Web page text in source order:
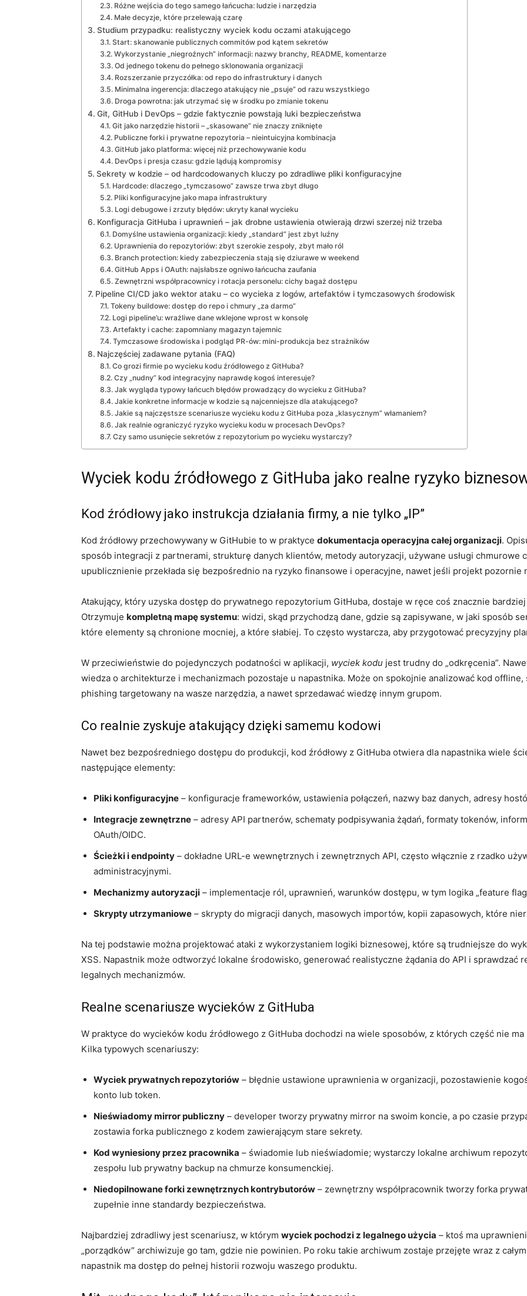
Różne wejścia do tego samego łańcucha: ludzie i narzędzia
Małe decyzje, które przelewają czarę
Studium przypadku: realistyczny wyciek kodu oczami atakującego
Start: skanowanie publicznych commitów pod kątem sekretów
Wykorzystanie „niegroźnych” informacji: nazwy branchy, README, komentarze
Od jednego tokenu do pełnego sklonowania organizacji
Rozszerzanie przyczółka: od repo do infrastruktury i danych
Minimalna ingerencja: dlaczego atakujący nie „psuje” od razu wszystkiego
Droga powrotna: jak utrzymać się w środku po zmianie tokenu
Git, GitHub i DevOps – gdzie faktycznie powstają luki bezpieczeństwa
Git jako narzędzie historii – „skasowane” nie znaczy zniknięte
Publiczne forki i prywatne repozytoria – nieintuicyjna kombinacja
GitHub jako platforma: więcej niż przechowywanie kodu
DevOps i presja czasu: gdzie lądują kompromisy
Sekrety w kodzie – od hardcodowanych kluczy po zdradliwe pliki konfiguracyjne
Hardcode: dlaczego „tymczasowo” zawsze trwa zbyt długo
Pliki konfiguracyjne jako mapa infrastruktury
Logi debugowe i zrzuty błędów: ukryty kanał wycieku
Konfiguracja GitHuba i uprawnień – jak drobne ustawienia otwierają drzwi szerzej niż trzeba
Domyślne ustawienia organizacji: kiedy „standard” jest zbyt luźny
Uprawnienia do repozytoriów: zbyt szerokie zespoły, zbyt mało ról
Branch protection: kiedy zabezpieczenia stają się dziurawe w weekend
GitHub Apps i OAuth: najsłabsze ogniwo łańcucha zaufania
Zewnętrzni współpracownicy i rotacja personelu: cichy bagaż dostępu
Pipeline CI/CD jako wektor ataku – co wycieka z logów, artefaktów i tymczasowych środowisk
Tokeny buildowe: dostęp do repo i chmury „za darmo”
Logi pipeline’u: wrażliwe dane wklejone wprost w konsolę
Artefakty i cache: zapomniany magazyn tajemnic
Tymczasowe środowiska i podgląd PR-ów: mini-produkcja bez strażników
Najczęściej zadawane pytania (FAQ)
Co grozi firmie po wycieku kodu źródłowego z GitHuba?
Czy „nudny” kod integracyjny naprawdę kogoś interesuje?
Jak wygląda typowy łańcuch błędów prowadzący do wycieku z GitHuba?
Jakie konkretne informacje w kodzie są najcenniejsze dla atakującego?
Jakie są najczęstsze scenariusze wycieku kodu z GitHuba poza „klasycznym” włamaniem?
Jak realnie ograniczyć ryzyko wycieku kodu w procesach DevOps?
Czy samo usunięcie sekretów z repozytorium po wycieku wystarczy?
Wyciek kodu źródłowego z GitHuba jako realne ryzyko
Kod źródłowy jako instrukcja działania firmy, a nie tylko „IP”
Kod źródłowy przechowywany w GitHubie to w praktyce dokumentacja operacyjna całej organizacji.
sposób integracji z partnerami, strukturę danych klientów, metody autoryzacji, używane usługi
upublicznienie przekłada się bezpośrednio na ryzyko finansowe i operacyjne, nawet jeśli projekt pozornie
Atakujący, który uzyska dostęp do prywatnego repozytorium GitHuba, dostaje w ręce coś znacznie
Otrzymuje kompletną mapę systemu: widzi, skąd przychodzą dane, gdzie są zapisywane, w jaki sposób
które elementy są chronione mocniej, a które słabiej. To często wystarcza, aby przygotować precyzyjny
W przeciwieństwie do pojedynczych podatności w aplikacji, wyciek kodu jest trudny do „odkręcenia”.
wiedza o architekturze i mechanizmach pozostaje u napastnika. Może on spokojnie analizować kod
phishing targetowany na wasze narzędzia, a nawet sprzedawać wiedzę innym grupom.
Co realnie zyskuje atakujący dzięki samemu kodowi
Nawet bez bezpośredniego dostępu do produkcji, kod źródłowy z GitHuba otwiera dla napastnika wiele
następujące elementy:
Pliki konfiguracyjne – konfiguracje frameworków, ustawienia połączeń, nazwy baz danych, adresy
Integracje zewnętrzne – adresy API partnerów, schematy podpisywania żądań, formaty tokenów,
OAuth/OIDC.
Ścieżki i endpointy – dokładne URL-e wewnętrznych i zewnętrznych API, często włącznie z rzadko
administracyjnymi.
Mechanizmy autoryzacji – implementacje ról, uprawnień, warunków dostępu, w tym logika „feature
Skrypty utrzymaniowe – skrypty do migracji danych, masowych importów, kopii zapasowych, które
Na tej podstawie można projektować ataki z wykorzystaniem logiki biznesowej, które są trudniejsze do
XSS. Napastnik może odtworzyć lokalne środowisko, generować realistyczne żądania do API i sprawdzać
legalnych mechanizmów.
Realne scenariusze wycieków z GitHuba
W praktyce do wycieków kodu źródłowego z GitHuba dochodzi na wiele sposobów, z których część nie
Kilka typowych scenariuszy:
Wyciek prywatnych repozytoriów – błędnie ustawione uprawnienia w organizacji, pozostawienie
konto lub token.
Nieświadomy mirror publiczny – developer tworzy prywatny mirror na swoim koncie, a po czasie
zostawia forka publicznego z kodem zawierającym stare sekrety.
Kod wyniesiony przez pracownika – świadomie lub nieświadomie; wystarczy lokalne archiwum
zespołu lub prywatny backup na chmurze konsumenckiej.
Niedopilnowane forki zewnętrznych kontrybutorów – zewnętrzny współpracownik tworzy forka
zupełnie inne standardy bezpieczeństwa.
Najbardziej zdradliwy jest scenariusz, w którym wyciek pochodzi z legalnego użycia – ktoś ma
„porządków” archiwizuje go tam, gdzie nie powinien. Po roku takie archiwum zostaje przejęte wraz z
napastnik ma dostęp do pełnej historii rozwoju waszego produktu.